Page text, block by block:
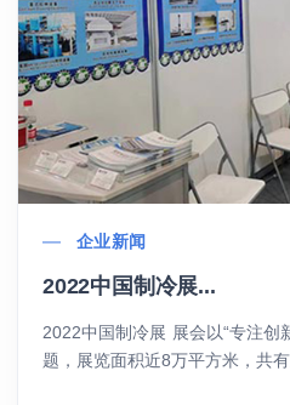
企业新闻
2022中国制冷展...
2022中国制冷展 展会以“专注创
题，展览面积近8万平方米，共